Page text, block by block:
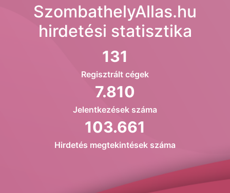
SzombathelyAllas.hu
hirdetési statisztika
131
Regisztrált cégek
7.810
Jelentkezések száma
103.661
Hirdetés megtekintések száma